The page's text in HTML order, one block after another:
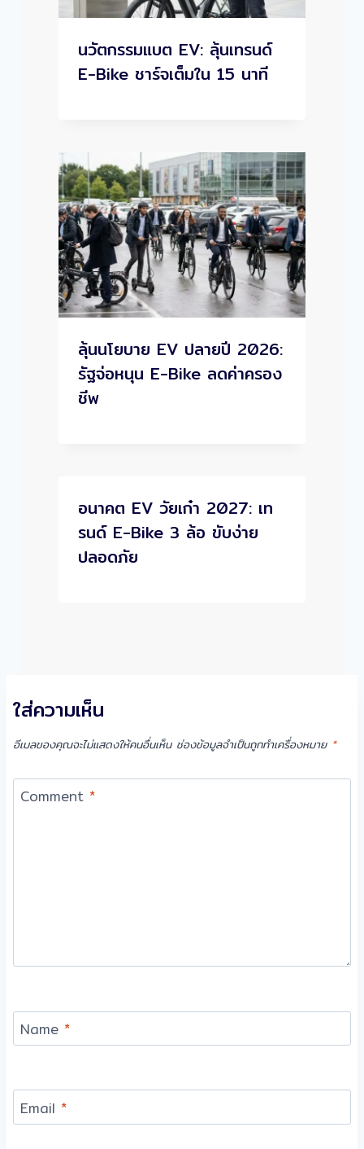
นวัตกรรมแบต EV: ลุ้นเทรนด์
E-Bike ชาร์จเต็มใน 15 นาที
ลุ้นนโยบาย EV ปลายปี 2026:
รัฐจ่อหนุน E-Bike ลดค่าครอง
ชีพ
อนาคต EV วัยเก๋า 2027: เท
รนด์ E-Bike 3 ล้อ ขับง่าย
ปลอดภัย
ใส่ความเห็น
อีเมลของคุณจะไม่แสดงให้คนอื่นเห็น ช่องข้อมูลจำเป็นถูกทำเครื่องหมาย *
Comment *
Name *
Email *